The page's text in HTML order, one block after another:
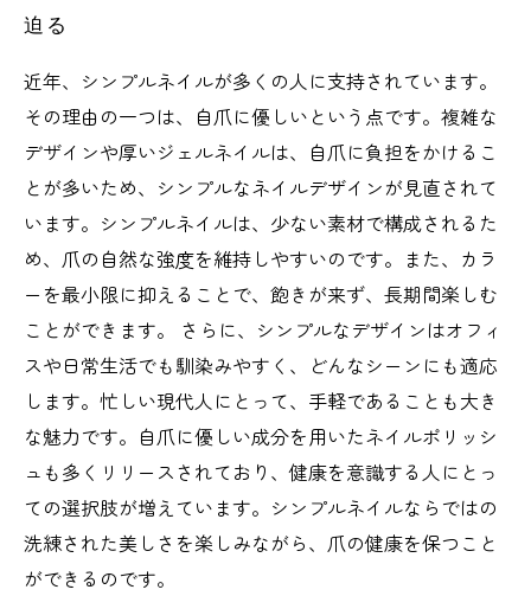
迫る
近年、シンプルネイルが多くの人に支持されています。
その理由の一つは、自爪に優しいという点です。複雑な
デザインや厚いジェルネイルは、自爪に負担をかけるこ
とが多いため、シンプルなネイルデザインが見直されて
います。シンプルネイルは、少ない素材で構成されるた
め、爪の自然な強度を維持しやすいのです。また、カラ
ーを最小限に抑えることで、飽きが来ず、長期間楽しむ
ことができます。 さらに、シンプルなデザインはオフィ
スや日常生活でも馴染みやすく、どんなシーンにも適応
します。忙しい現代人にとって、手軽であることも大き
な魅力です。自爪に優しい成分を用いたネイルポリッシ
ュも多くリリースされており、健康を意識する人にとっ
ての選択肢が増えています。シンプルネイルならではの
洗練された美しさを楽しみながら、爪の健康を保つこと
ができるのです。